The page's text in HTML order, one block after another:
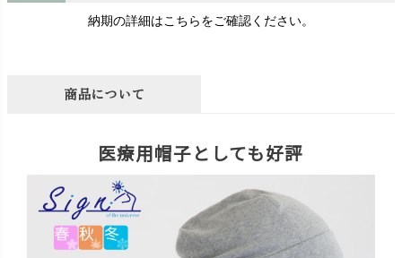
納期の詳細はこちらをご確認ください。
商品について
医療用帽子としても好評